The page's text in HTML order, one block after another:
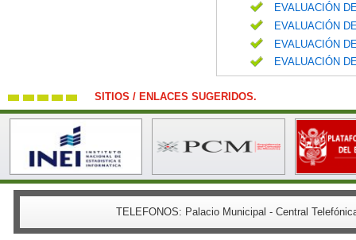
EVALUACIÓN
EVALUACIÓN
EVALUACIÓN
EVALUACIÓN
SITIOS / ENLACES SUGERIDOS.
TELEFONOS: Palacio Municipal - Central